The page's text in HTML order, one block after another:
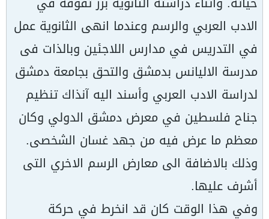
الادب العربي والرسم وعندما انهى الثانوية عمل
في التدريس في مدارس اللاجئين وبالذات فى
مدرسة الاليانس بدمشق والتحق بجامعة دمشق
لدراسة الادب العربي وأسند اليه آنذاك تنظيم
جناح فلسطين في معرض دمشق الدولي وكان
معظم ما عرض فيه من جهد غسان الشخصى.
وذلك بالاضافة الى معارض الرسم الاخري التى
أشرف عليها.
وفي هذا الوقت كان قد انخرط في حركة